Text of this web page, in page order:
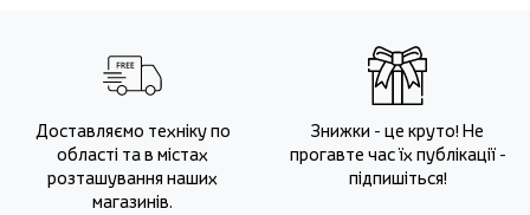
Доставляємо техніку по
області та в містах
розташування наших
магазинів.
Знижки - це круто! Не
прогавте час їх публікації -
підпишіться!